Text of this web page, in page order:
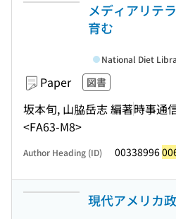
メディアリテ
育む
Paper 図書
坂本旬, 山脇岳志 編著時事通
<FA63-M8>
National Diet
Author Heading (ID) 00338996
現代アメリカ